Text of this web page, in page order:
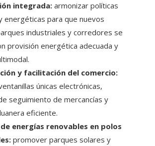
integrada: armonizar políticas
energéticas para que nuevos
industriales y corredores se
provisión energética adecuada y
y facilitación del comercio:
únicas electrónicas,
seguimiento de mercancías y
eficiente.
energías renovables en polos
promover parques solares y